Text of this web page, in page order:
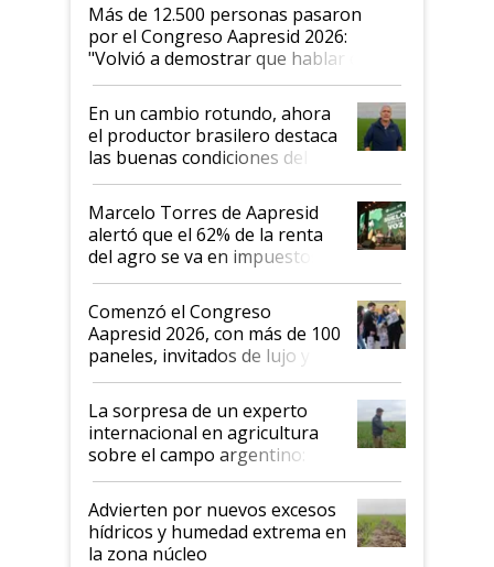
Más de 12.500 personas pasaron
por el Congreso Aapresid 2026:
"Volvió a demostrar que hablar del
suelo es hablar de todo el sistema
productivo"
En un cambio rotundo, ahora
el productor brasilero destaca
las buenas condiciones del
agro argentino para invertir:
"Los veo más motivados"
Marcelo Torres de Aapresid
alertó que el 62% de la renta
del agro se va en impuestos:
"No es bueno que en
Argentina se sigan discutiendo
las mismas cosas de hace 50
años"
Comenzó el Congreso
Aapresid 2026, con más de 100
paneles, invitados de lujo y
todas las tendencias
La sorpresa de un experto
internacional en agricultura
sobre el campo argentino:
"Estoy muy impresionado"
Advierten por nuevos excesos
hídricos y humedad extrema en
la zona núcleo